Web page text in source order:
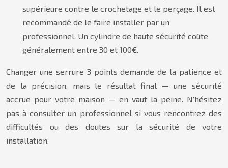
supérieure contre le crochetage et le perçage. Il est
recommandé de le faire installer par un
professionnel. Un cylindre de haute sécurité coûte
généralement entre 30 et 100€.
Changer une serrure 3 points demande de la patience et
de la précision, mais le résultat final — une sécurité
accrue pour votre maison — en vaut la peine. N’hésitez
pas à consulter un professionnel si vous rencontrez des
difficultés ou des doutes sur la sécurité de votre
installation.